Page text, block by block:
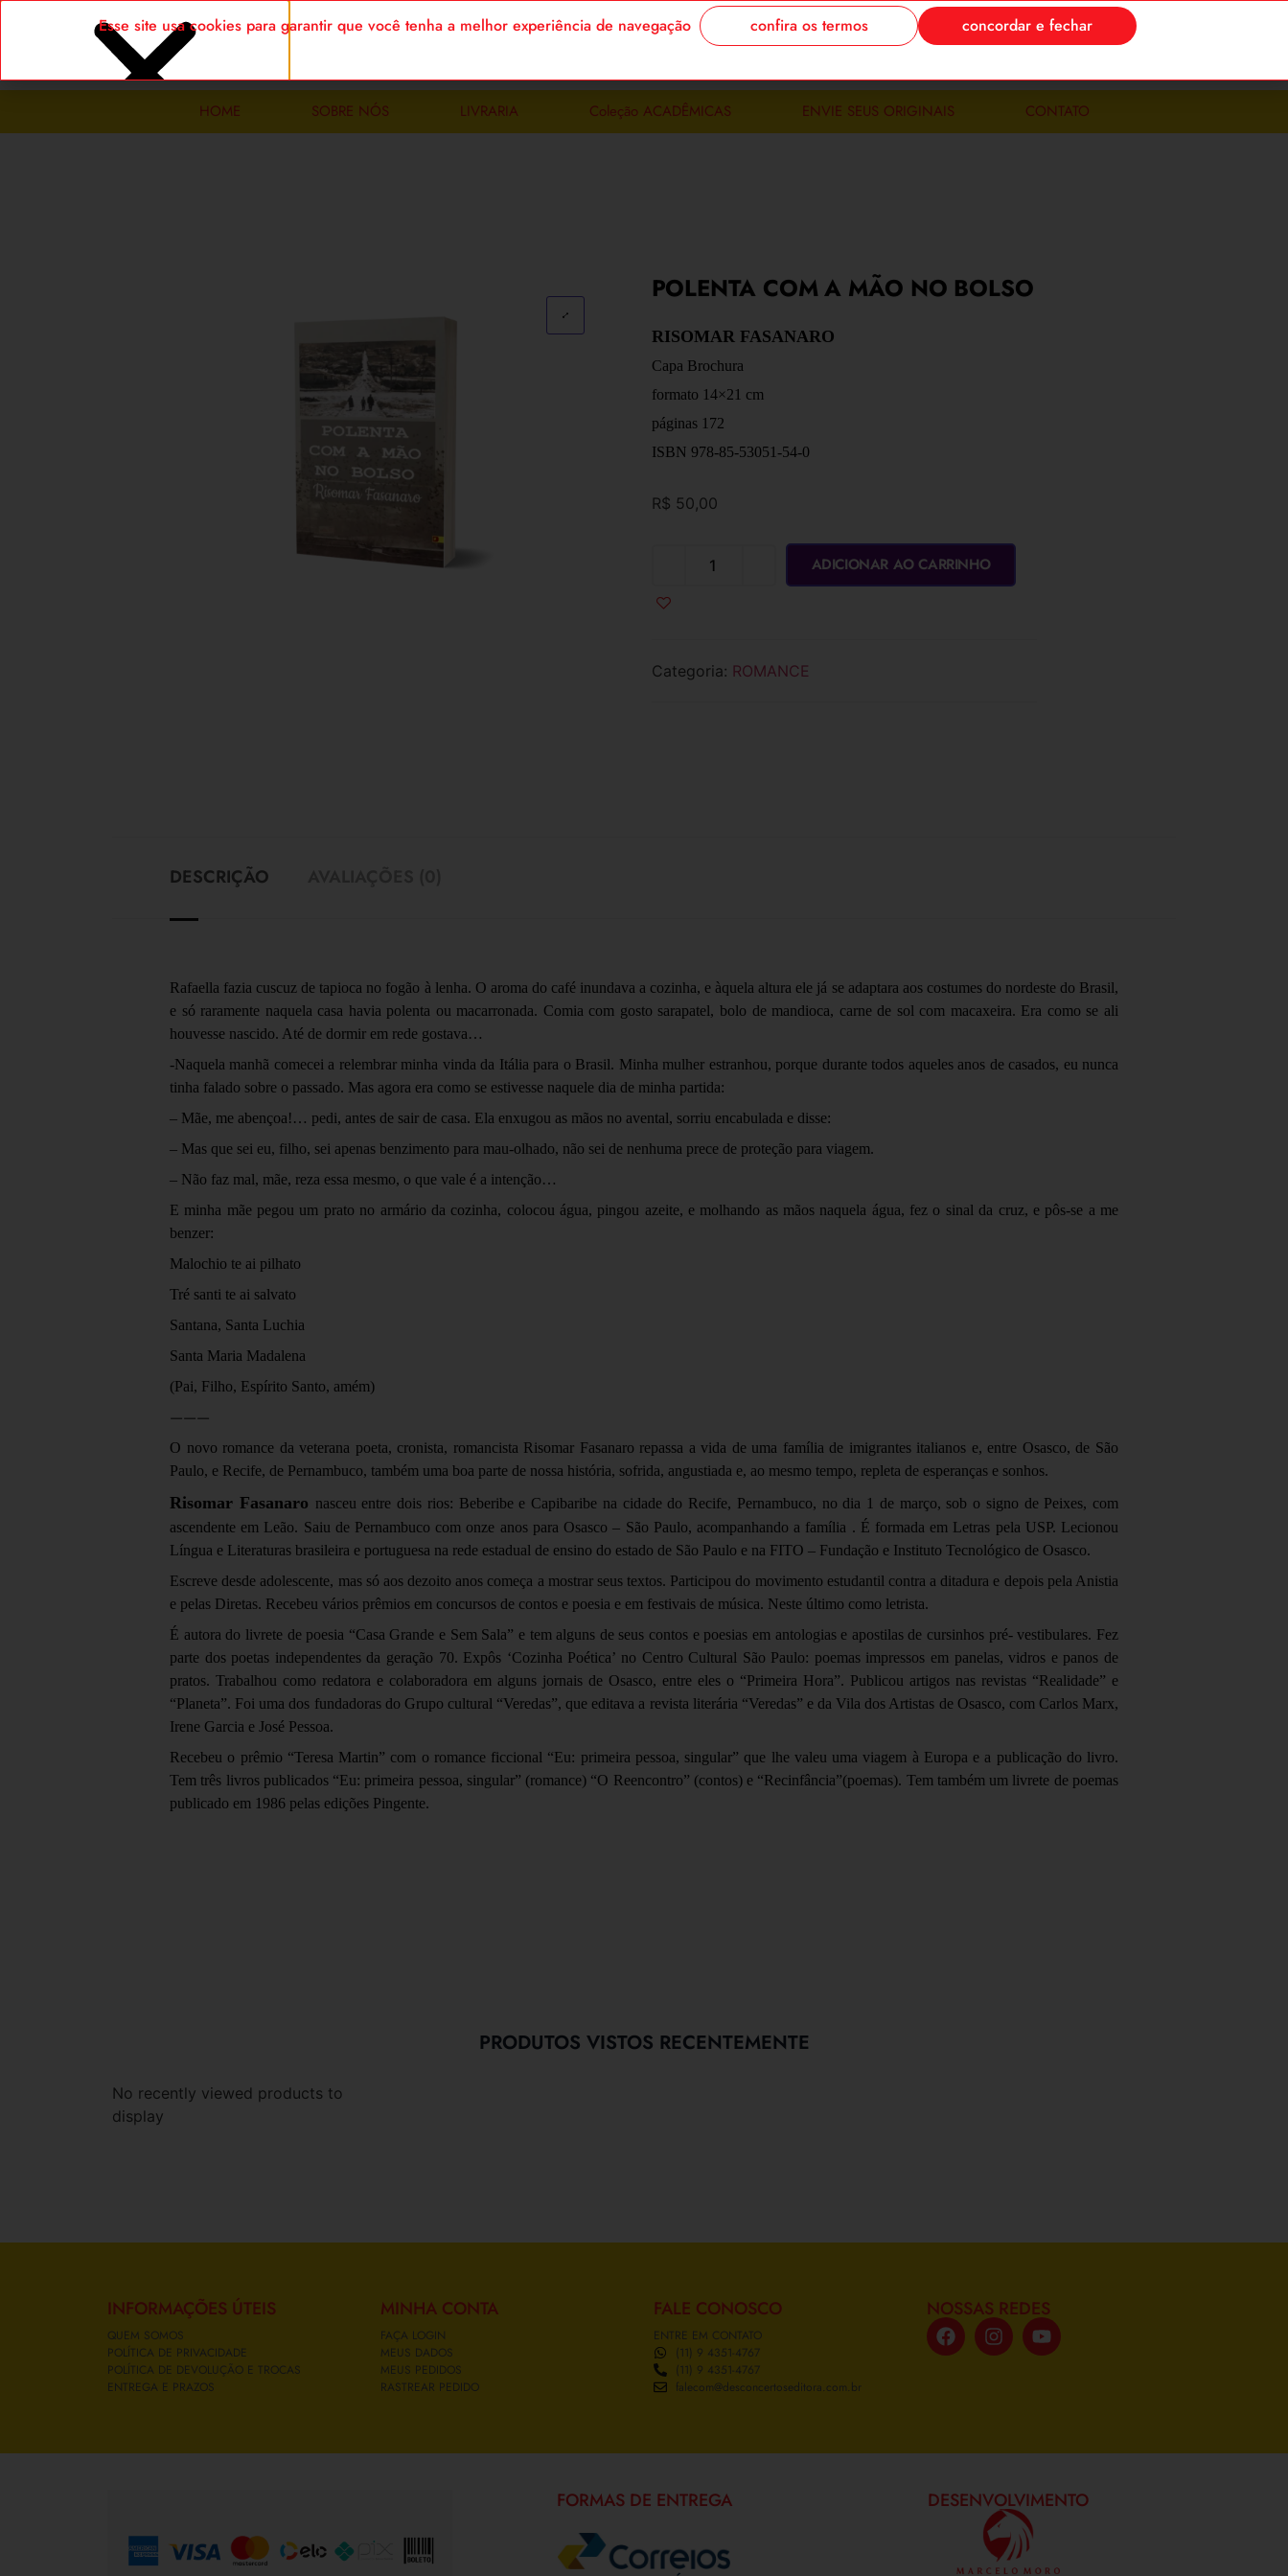
login/cadastre-se meus pedidos
HOME SOBRE NÓS LIVRARIA Coleção ACADÊMICAS ENVIE SEUS ORIGINAIS CONTATO
POLENTA COM A MÃO NO BOLSO
RISOMAR FASANARO
Capa Brochura
formato 14×21 cm
páginas 172
ISBN 978-85-53051-54-0
R$ 50,00
ADICIONAR AO CARRINHO
Categoria: ROMANCE
DESCRIÇÃO
Rafaella fazia cuscuz de tapioca no fogão à lenha. O aroma do café inundava a cozinha, e àquela altura ele já se adaptara aos costumes do nordeste do Brasil,
e só raramente naquela casa havia polenta ou macarronada. Comia com gosto sarapatel, bolo de mandioca, carne de sol com macaxeira. Era como se ali
houvesse nascido. Até de dormir em rede gostava…
-Naquela manhã comecei a relembrar minha vinda da Itália para o Brasil. Minha mulher estranhou, porque durante todos aqueles anos de casados, eu nunca
tinha falado sobre o passado. Mas agora era como se estivesse naquele dia de minha partida:
– Mãe, me abençoa!… pedi, antes de sair de casa. Ela enxugou as mãos no avental, sorriu encabulada e disse:
– Mas que sei eu, filho, sei apenas benzimento para mau-olhado, não sei de nenhuma prece de proteção para viagem.
– Não faz mal, mãe, reza essa mesmo, o que vale é a intenção…
E minha mãe pegou um prato no armário da cozinha, colocou água, pingou azeite, e molhando as mãos naquela água, fez o sinal da cruz, e pôs-se a me
benzer:
Malochio te ai pilhato
Tré santi te ai salvato
Santana, Santa Luchia
Santa Maria Madalena
(Pai, Filho, Espírito Santo, amém)
———
O novo romance da veterana poeta, cronista, romancista Risomar Fasanaro repassa a vida de uma família de imigrantes italianos e, entre Osasco, de São
Paulo, e Recife, de Pernambuco, também uma boa parte de nossa história, sofrida, angustiada e, ao mesmo tempo, repleta de esperanças e sonhos.
Risomar Fasanaro nasceu entre dois rios: Beberibe e Capibaribe na cidade do Recife, Pernambuco, no dia 1 de março, sob o signo de Peixes, com
ascendente em Leão. Saiu de Pernambuco com onze anos para Osasco – São Paulo, acompanhando a família . É formada em Letras pela USP. Lecionou
Língua e Literaturas brasileira e portuguesa na rede estadual de ensino do estado de São Paulo e na FITO – Fundação e Instituto Tecnológico de Osasco.
Escreve desde adolescente, mas só aos dezoito anos começa a mostrar seus textos. Participou do movimento estudantil contra a ditadura e depois pela Anistia
e pelas Diretas. Recebeu vários prêmios em concursos de contos e poesia e em festivais de música. Neste último como letrista.
É autora do livrete de poesia “Casa Grande e Sem Sala” e tem alguns de seus contos e poesias em antologias e apostilas de cursinhos pré- vestibulares. Fez
parte dos poetas independentes da geração 70. Expôs ‘Cozinha Poética’ no Centro Cultural São Paulo: poemas impressos em panelas, vidros e panos de
pratos. Trabalhou como redatora e colaboradora em alguns jornais de Osasco, entre eles o “Primeira Hora”. Publicou artigos nas revistas “Realidade” e
“Planeta”. Foi uma dos fundadoras do Grupo cultural “Veredas”, que editava a revista literária “Veredas” e da Vila dos Artistas de Osasco, com Carlos Marx,
Irene Garcia e José Pessoa.
Recebeu o prêmio “Teresa Martin” com o romance ficcional “Eu: primeira pessoa, singular” que lhe valeu uma viagem à Europa e a publicação do livro.
Tem três livros publicados “Eu: primeira pessoa, singular” (romance) “O Reencontro” (contos) e “Recinfância”(poemas). Tem também um livrete de poemas
publicado em 1986 pelas edições Pingente.
PRODUTOS VISTOS RECENTEMENTE
No recently viewed products to
display
INFORMAÇÕES ÚTEIS
QUEM SOMOS
POLÍTICA DE PRIVACIDADE
POLÍTICA DE DEVOLUÇÃO E TROCAS
ENTREGA E PRAZOS
MINHA CONTA
FAÇA LOGIN
MEUS DADOS
MEUS PEDIDOS
RASTREAR PEDIDO
FALE CONOSCO
ENTRE EM CONTATO
(11) 9 4351-4767
(11) 9 4351-4767
falecom@desconcertoseditora.com.br
NOSSAS REDES
FORMAS DE ENTREGA DESENVOLVIMENTO
Esse site usa cookies para garantir que você tenha a melhor experiência de navegação confira os termos concordar e fechar